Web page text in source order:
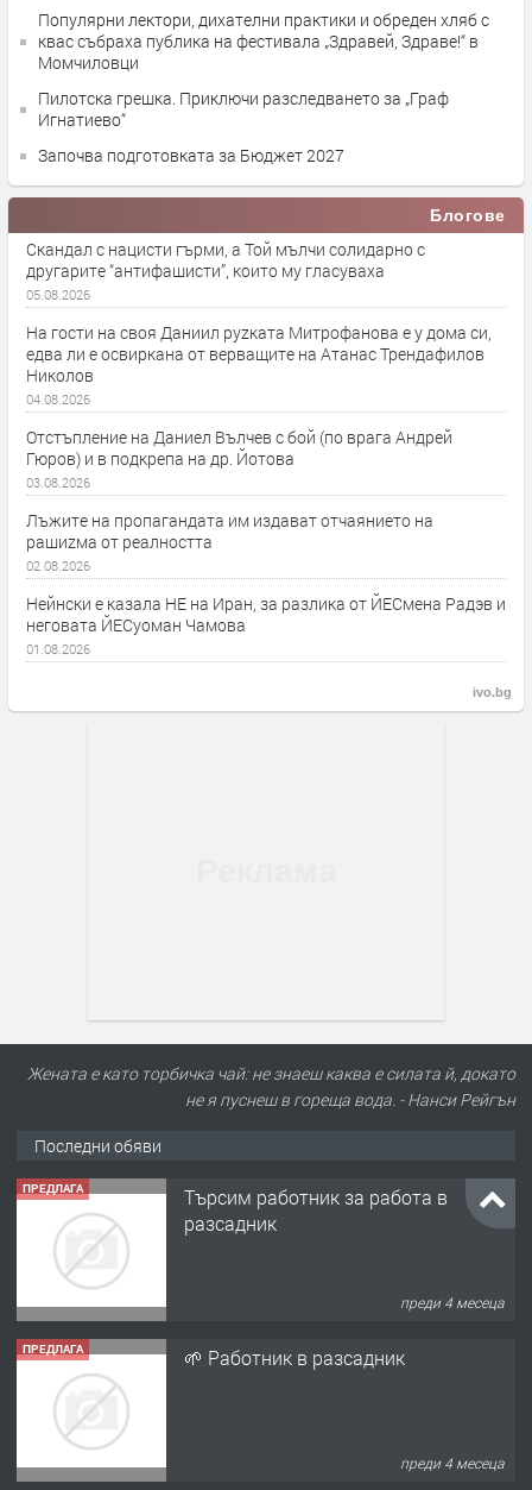
Популярни лектори, дихателни практики и обреден хляб с
квас събраха публика на фестивала „Здравей, Здраве!“ в
Момчиловци
Пилотска грешка. Приключи разследването за „Граф
Игнатиево“
Започва подготовката за Бюджет 2027
Блогове
Скандал с нацисти гърми, а Той мълчи солидарно с
другарите “антифашисти”, които му гласуваха
05.08.2026
На гости на своя Даниил руzката Митрофанова е у дома си,
едва ли е освиркана от верващите на Атанас Трендафилов
Николов
04.08.2026
Отстъпление на Даниел Вълчев с бой (по врага Андрей
Гюров) и в подкрепа на др. Йотова
03.08.2026
Лъжите на пропагандата им издават отчаянието на
рашиzма от реалността
02.08.2026
Нейнски е казала НЕ на Иран, за разлика от ЙЕСмена Радэв и
неговата ЙЕСуоман Чамова
01.08.2026
ivo.bg
Жената е като торбичка чай: не знаеш каква е силата й, докато
не я пуснеш в гореща вода. - Нанси Рейгън
Последни обяви
ПРЕДЛАГА
Търсим работник за работа в
разсадник
преди 4 месеца
ПРЕДЛАГА 🌱 Работник в разсадник
преди 4 месеца